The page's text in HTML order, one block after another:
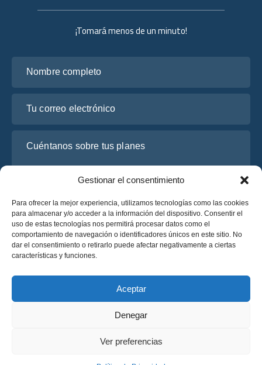
Gestionar el consentimiento
Para ofrecer la mejor experiencia, utilizamos tecnologías como las cookies
para almacenar y/o acceder a la información del dispositivo. Consentir el
uso de estas tecnologías nos permitirá procesar datos como el
comportamiento de navegación o identificadores únicos en este sitio. No
dar el consentimiento o retirarlo puede afectar negativamente a ciertas
características y funciones.
Aceptar
Denegar
Ver preferencias
Política de Privacidad
Términos y Condiciones
¡Tomará menos de un minuto!
He leído y acepto la
Solicite un presupuesto
Solicite un presupuesto